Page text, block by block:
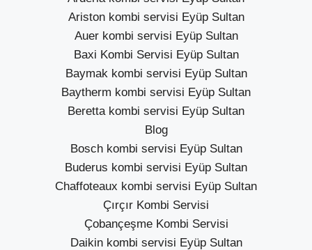
Ariston kombi servisi Eyüp Sultan
Auer kombi servisi Eyüp Sultan
Baxi Kombi Servisi Eyüp Sultan
Baymak kombi servisi Eyüp Sultan
Baytherm kombi servisi Eyüp Sultan
Beretta kombi servisi Eyüp Sultan
Blog
Bosch kombi servisi Eyüp Sultan
Buderus kombi servisi Eyüp Sultan
Chaffoteaux kombi servisi Eyüp Sultan
Çırçır Kombi Servisi
Çobançeşme Kombi Servisi
Daikin kombi servisi Eyüp Sultan